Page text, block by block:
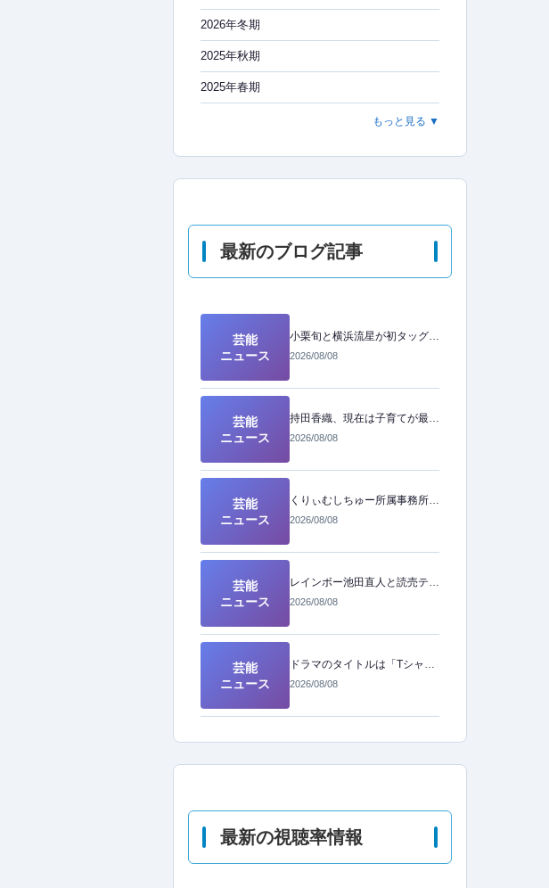
2026年冬期
2025年秋期
2025年春期
もっと見る ▼
最新のブログ記事
芸能
ニュース
小栗旬と横浜流星が初タッグ！「最高」と語る二人の共演に期待大
2026/08/08
芸能
ニュース
持田香織、現在は子育てが最優先の生活へ。ファンへ向けた現在の心境とは
2026/08/08
芸能
ニュース
くりぃむしちゅー所属事務所が故郷・熊本へ寄付。温かい支援の輪が広がる
2026/08/08
芸能
ニュース
レインボー池田直人と読売テレビ・佐藤佳奈アナが結婚を発表！人気お笑い芸人と美人アナのビッグカップル誕生
2026/08/08
芸能
ニュース
ドラマのタイトルは「Tシャツ」の予定だった？意外な秘話が明らかに
2026/08/08
最新の視聴率情報